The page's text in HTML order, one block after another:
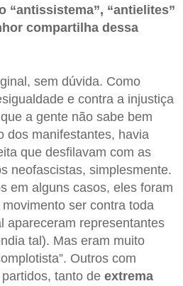
“antissistema”, “antielites”
compartilha dessa
sem dúvida. Como
e contra a injustiça
a gente não sabe bem
dos manifestantes, havia
que desfilavam com as
neofascistas, simplesmente.
em alguns casos, eles foram
ser contra toda
apareceram representantes
tal). Mas eram muito
Outros com
tanto de extrema